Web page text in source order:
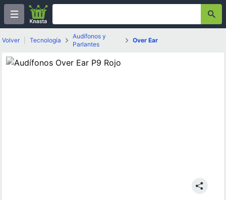
Volver Tecnología
Audífonos y
Parlantes
Over Ear